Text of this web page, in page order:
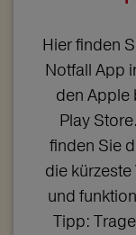
Hier finden
Notfall App
den Apple
Play
finden Sie
die
und
Tipp: